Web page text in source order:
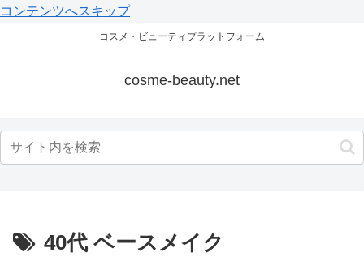
コンテンツへスキップ
コスメ・ビューティプラットフォーム
cosme-beauty.net
40代 ベースメイク